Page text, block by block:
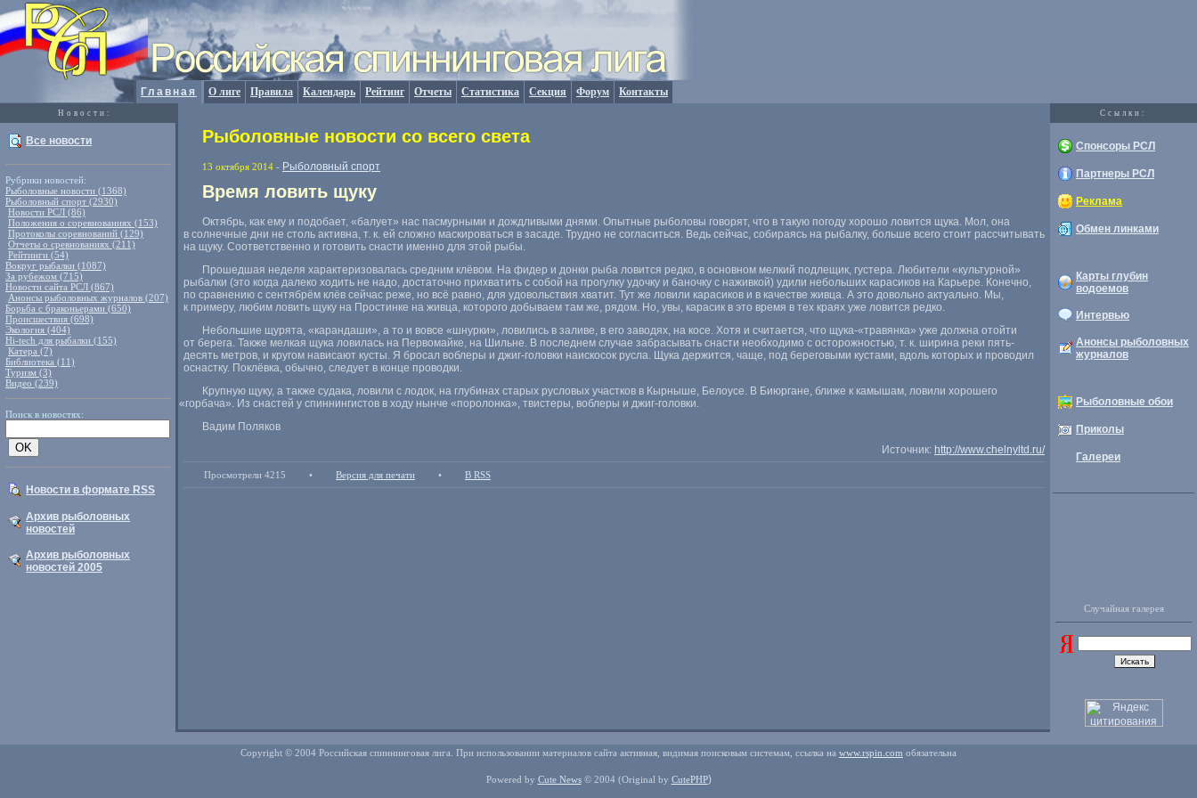
Главная О лиге Правила Календарь Рейтинг Отчеты Статистика Секция Форум Контакты
Новости: Cсылки:
Все новости
Рубрики новостей:
Рыболовные новости (1368)
Рыболовный спорт (2930)
Новости РСЛ (86)
Положения о соревнованиях (153)
Протоколы соревнований (129)
Отчеты о сревнованиях (211)
Рейтинги (54)
Вокруг рыбалки (1087)
За рубежом (715)
Новости сайта РСЛ (867)
Анонсы рыболовных журналов (207)
Борьба с браконьерами (650)
Происшествия (698)
Экология (404)
Hi-tech для рыбалки (155)
Катера (7)
Библиотека (11)
Туризм (3)
Видео (239)
Поиск в новостях:
Новости в формате RSS
Архив рыболовных
новостей
Архив рыболовных
новостей 2005
Рыболовные новости со всего света
13 октября 2014 - Рыболовный спорт
Время ловить щуку
Октябрь, как ему и подобает, «балует» нас пасмурными и дождливыми днями. Опытные рыболовы говорят, что в такую погоду хорошо ловится щука. Мол, она
в солнечные дни не столь активна, т. к. ей сложно маскироваться в засаде. Трудно не согласиться. Ведь сейчас, собираясь на рыбалку, больше всего стоит рассчитывать
на щуку. Соответственно и готовить снасти именно для этой рыбы.
Прошедшая неделя характеризовалась средним клёвом. На фидер и донки рыба ловится редко, в основном мелкий подлещик, густера. Любители «культурной»
рыбалки (это когда далеко ходить не надо, достаточно прихватить с собой на прогулку удочку и баночку с наживкой) удили небольших карасиков на Карьере. Конечно,
по сравнению с сентябрём клёв сейчас реже, но всё равно, для удовольствия хватит. Тут же ловили карасиков и в качестве живца. А это довольно актуально. Мы,
к примеру, любим ловить щуку на Простинке на живца, которого добываем там же, рядом. Но, увы, карасик в это время в тех краях уже ловится редко.
Небольшие щурята, «карандаши», а то и вовсе «шнурки», ловились в заливе, в его заводях, на косе. Хотя и считается, что щука-«травянка» уже должна отойти
от берега. Также мелкая щука ловилась на Первомайке, на Шильне. В последнем случае забрасывать снасти необходимо с осторожностью, т. к. ширина реки пять-
десять метров, и кругом нависают кусты. Я бросал воблеры и джиг-головки наискосок русла. Щука держится, чаще, под береговыми кустами, вдоль которых и проводил
оснастку. Поклёвка, обычно, следует в конце проводки.
Крупную щуку, а также судака, ловили с лодок, на глубинах старых русловых участков в Кырныше, Белоусе. В Биюргане, ближе к камышам, ловили хорошего
«горбача». Из снастей у спиннингистов в ходу нынче «поролонка», твистеры, воблеры и джиг-головки.
Вадим Поляков
Источник: http://www.chelnyltd.ru/
Просмотрели 4215 • Версия для печати • В RSS
Спонсоры РСЛ
Партнеры РСЛ
Реклама
Обмен линками
Карты глубин
водоемов
Интервью
Анонсы рыболовных
журналов
Рыболовные обои
Приколы
Галереи
Случайная галерея
Copyright © 2004 Российская спиннинговая лига. При использовании материалов сайта активная, видимая поисковым системам, ссылка на www.rspin.com обязательна
Powered by Cute News© 2004 (Original by CutePHP)